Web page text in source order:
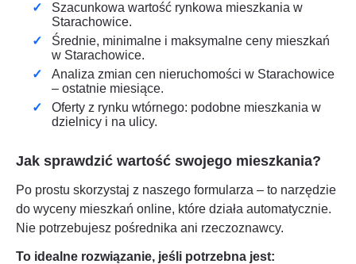
Szacunkowa wartość rynkowa mieszkania w
Starachowice.
Średnie, minimalne i maksymalne ceny mieszkań
w Starachowice.
Analiza zmian cen nieruchomości w Starachowice
– ostatnie miesiące.
Oferty z rynku wtórnego: podobne mieszkania w
dzielnicy i na ulicy.
Jak sprawdzić wartość swojego mieszkania?
Po prostu skorzystaj z naszego formularza – to narzędzie
do wyceny mieszkań online, które działa automatycznie.
Nie potrzebujesz pośrednika ani rzeczoznawcy.
To idealne rozwiązanie, jeśli potrzebna jest: